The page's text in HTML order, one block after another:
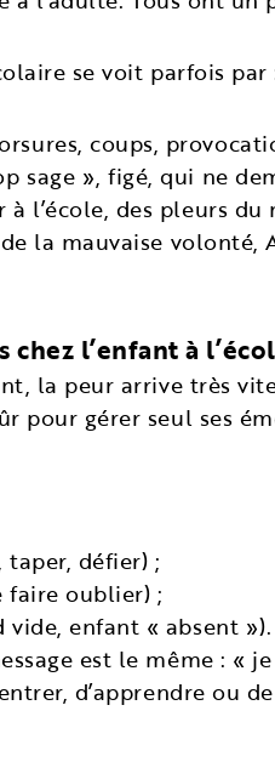
se voit parfois par
coups,
sage », figé, qui ne
à l’école, des pleurs
la mauvaise
l’enfant à
la peur arrive très
pour gérer seul ses
taper, défier) ;
faire oublier) ;
vide, enfant « absent »).
est le même : «
d’apprendre ou